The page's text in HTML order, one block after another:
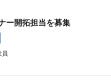
ー開拓担当を募集
員